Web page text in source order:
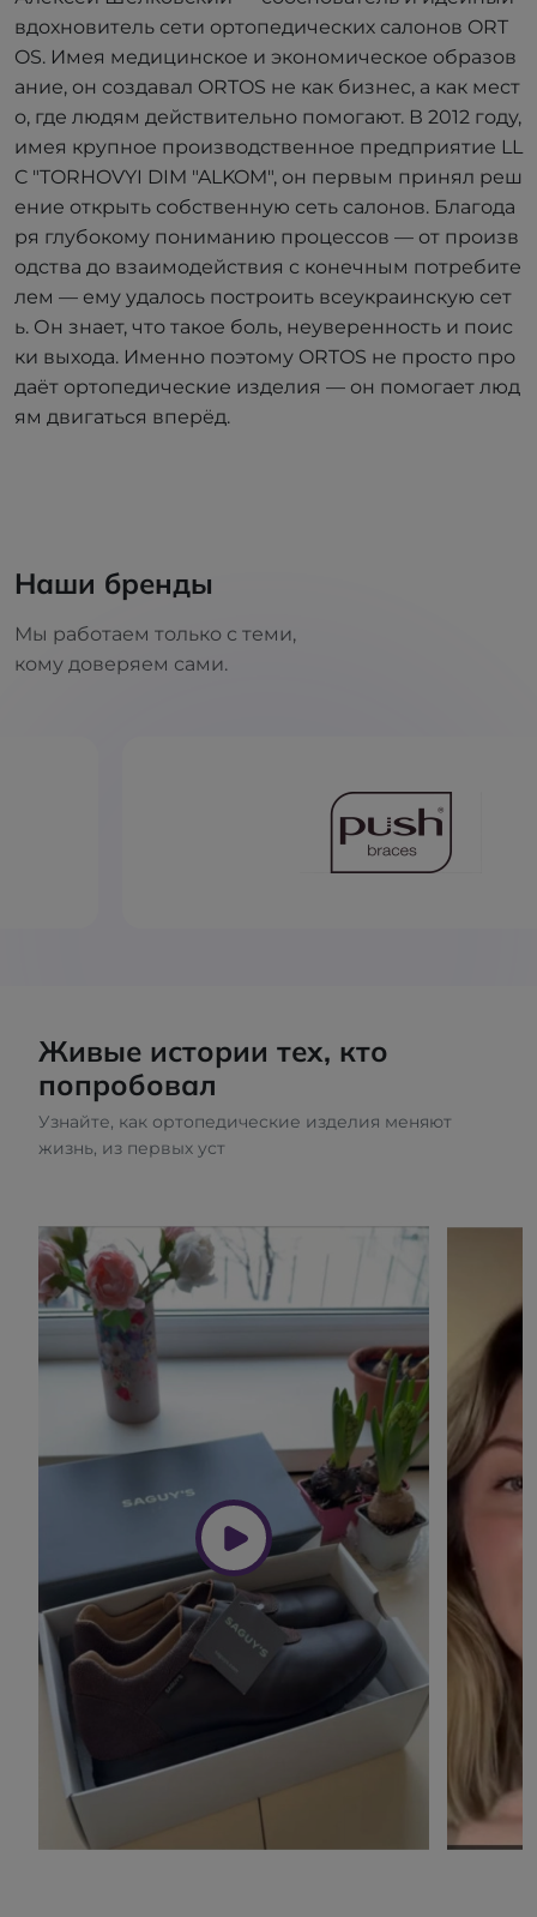
вдохновитель сети ортопедических салонов ORT
OS. Имея медицинское и экономическое образов
ание, он создавал ORTOS не как бизнес, а как мест
о, где людям действительно помогают. В 2012 году,
имея крупное производственное предприятие LL
C "TORHOVYI DIM "ALKOM", он первым принял реш
ение открыть собственную сеть салонов. Благода
ря глубокому пониманию процессов — от произв
одства до взаимодействия с конечным потребите
лем — ему удалось построить всеукраинскую сет
ь. Он знает, что такое боль, неуверенность и поис
ки выхода. Именно поэтому ORTOS не просто про
даёт ортопедические изделия — он помогает люд
ям двигаться вперёд.
Наши бренды
Мы работаем только с теми,
кому доверяем сами.
Живые истории тех, кто
попробовал
Узнайте, как ортопедические изделия меняют
жизнь, из первых уст